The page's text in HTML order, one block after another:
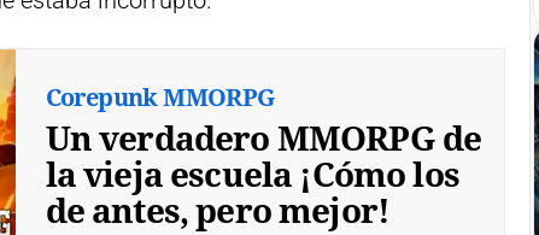
Corepunk MMORPG
Un verdadero MMORPG de
la vieja escuela ¡Cómo los
de antes, pero mejor!